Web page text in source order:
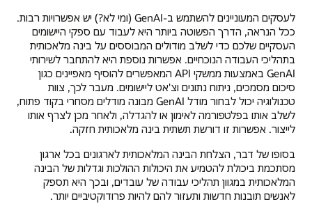
לעסקים המעוניינים להשתמש ב-GenAI (ומי לא?) יש אפשרויות רבות.
ככל הנראה, הדרך הפשוטה ביותר היא לעבוד עם ספקי היישומים
העסקיים שלכם כדי לשלב מודולים המבוססים על בינה מלאכותית
בתהליכי העבודה הנוכחיים. אפשרות נוספת היא להתחבר לשירותי
GenAI באמצעות ממשקי API המאפשרים להוסיף מאפיינים כגון
סיכום מסמכים, ניתוח נתונים וצ'אט ליישומים. מעבר לכך, צוות
טכנולוגיה יכול לבחור מודל GenAI מבונה מודלים מסחרי בקוד פתוח,
לשלב אותו בפלטפורמה לאימון או להגדלה, ולאחר מכן לצרף אותו
לייצור. אפשרות זו דורשת תשתית בינה מלאכותית חזקה.
בסופו של דבר, הצלחת הבינה המלאכותית לארגונים בכל ארגון
מסתכמת ביכולת להטמיע את היכולות ההולכות וגדלות של הבינה
המלאכותית במגוון תהליכי עבודה של עובדים, ובכך היא תספק
לאנשים תובנות חדשות ותעזור להם להיות פרודוקטיביים יותר.